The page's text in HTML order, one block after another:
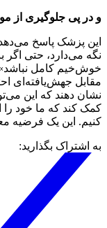
و در پی جلوگیری از
این پزشک پاسخ
نگه می‌دارد، حتی اگر
خوش‌خیم کامل نباشد».
مقابل جهش‌یافته‌ای
نشان دهند که این
کمک کند که ما خود را
کنیم. این یک فرضیه
به اشتراک بگذارید: